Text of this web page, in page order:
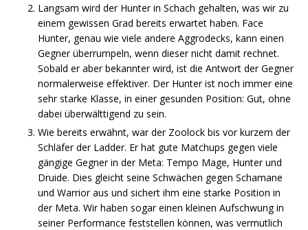
Langsam wird der Hunter in Schach gehalten, was wir zu
einem gewissen Grad bereits erwartet haben. Face
Hunter, genau wie viele andere Aggrodecks, kann einen
Gegner überrumpeln, wenn dieser nicht damit rechnet.
Sobald er aber bekannter wird, ist die Antwort der Gegner
normalerweise effektiver. Der Hunter ist noch immer eine
sehr starke Klasse, in einer gesunden Position: Gut, ohne
dabei überwälttigend zu sein.
Wie bereits erwähnt, war der Zoolock bis vor kurzem der
Schläfer der Ladder. Er hat gute Matchups gegen viele
gängige Gegner in der Meta: Tempo Mage, Hunter und
Druide. Dies gleicht seine Schwächen gegen Schamane
und Warrior aus und sichert ihm eine starke Position in
der Meta. Wir haben sogar einen kleinen Aufschwung in
seiner Performance feststellen können, was vermutlich